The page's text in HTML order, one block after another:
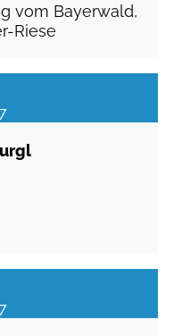
vom Bayerwald,
Riese